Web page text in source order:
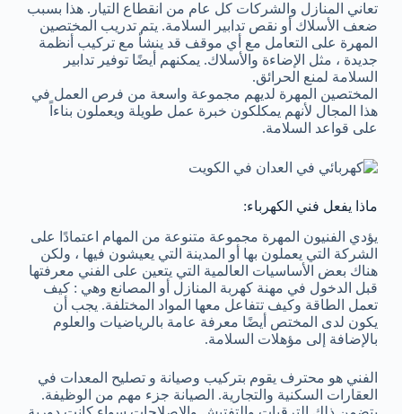
تعاني المنازل والشركات كل عام من انقطاع التيار. هذا بسبب
ضعف الأسلاك أو نقص تدابير السلامة. يتم تدريب المختصين
المهرة على التعامل مع أي موقف قد ينشأ مع تركيب أنظمة
جديدة ، مثل الإضاءة والأسلاك. يمكنهم أيضًا توفير تدابير
السلامة لمنع الحرائق.
المختصين المهرة لديهم مجموعة واسعة من فرص العمل في
هذا المجال لأنهم يمكلكون خبرة عمل طويلة ويعملون بناءاً
على قواعد السلامة.
ماذا يفعل فني الكهرباء:
يؤدي الفنيون المهرة مجموعة متنوعة من المهام اعتمادًا على
الشركة التي يعملون بها أو المدينة التي يعيشون فيها ، ولكن
هناك بعض الأساسيات العالمية التي يتعين على الفني معرفتها
قبل الدخول في مهنة كهربة المنازل أو المصانع وهي : كيف
تعمل الطاقة وكيف تتفاعل معها المواد المختلفة. يجب أن
يكون لدى المختص أيضًا معرفة عامة بالرياضيات والعلوم
بالإضافة إلى مؤهلات السلامة.
الفني هو محترف يقوم بتركيب وصيانة و تصليح المعدات في
العقارات السكنية والتجارية. الصيانة جزء مهم من الوظيفة.